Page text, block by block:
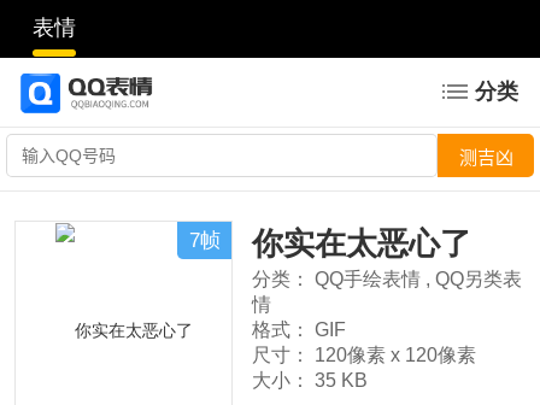
表情
分类
7帧 你实在太恶心了
分类： QQ手绘表情 , QQ另类表
情
格式：
GIF
尺寸：
120像素 x 120像素
大小：
35 KB